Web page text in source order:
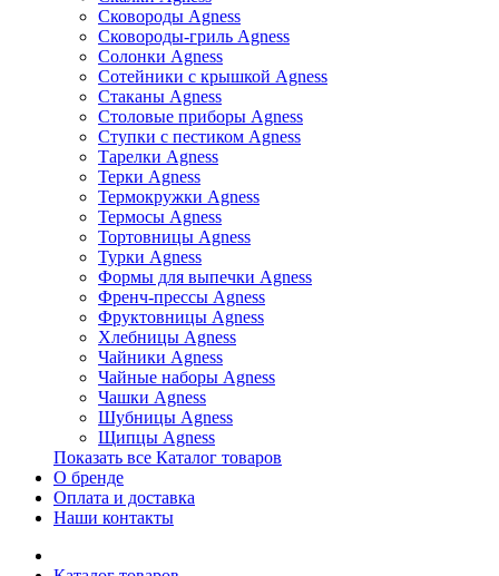
Сковороды Agness
Сковороды-гриль Agness
Солонки Agness
Сотейники с крышкой Agness
Стаканы Agness
Столовые приборы Agness
Ступки с пестиком Agness
Тарелки Agness
Терки Agness
Термокружки Agness
Термосы Agness
Тортовницы Agness
Турки Agness
Формы для выпечки Agness
Френч-прессы Agness
Фруктовницы Agness
Хлебницы Agness
Чайники Agness
Чайные наборы Agness
Чашки Agness
Шубницы Agness
Щипцы Agness
Показать все Каталог товаров
О бренде
Оплата и доставка
Наши контакты